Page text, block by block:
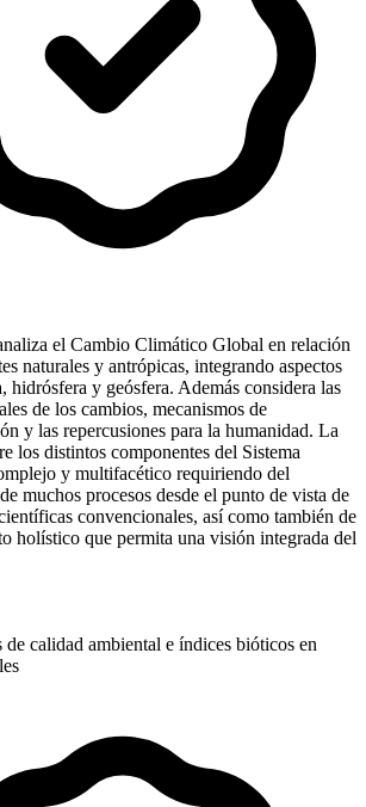
el Cambio Climático Global en relación
naturales y antrópicas, integrando aspectos
hidrósfera y geósfera. Además considera las
de los cambios, mecanismos de
y las repercusiones para la humanidad. La
los distintos componentes del Sistema
y multifacético requiriendo del
muchos procesos desde el punto de vista de
convencionales, así como también de
holístico que permita una visión integrada del
calidad ambiental e índices bióticos en